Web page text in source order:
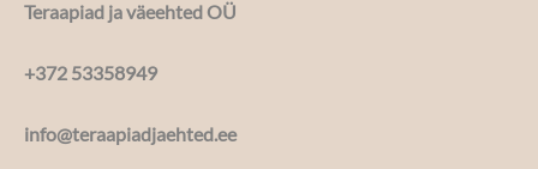
Teraapiad ja väeehted OÜ
+372 53358949
info@teraapiadjaehted.ee